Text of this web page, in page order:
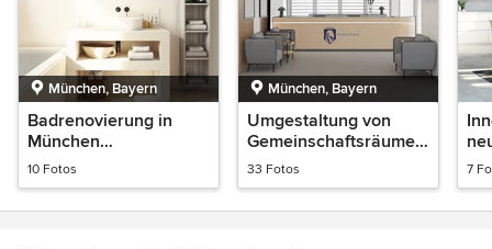
München, Bayern
Badrenovierung in
München
Obermenzing
10 Fotos
München, Bayern
Umgestaltung von
Gemeinschaftsräumen
in einer Privatschule in
München
33 Fotos 7